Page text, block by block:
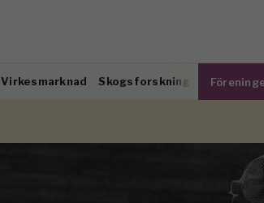
Virkesmarknad Skogsforskning